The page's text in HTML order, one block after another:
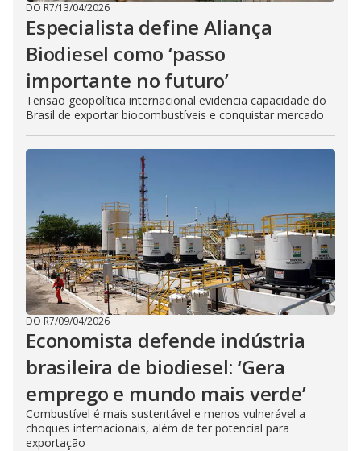
DO R7/13/04/2026
Especialista define Aliança
Biodiesel como ‘passo
importante no futuro’
Tensão geopolítica internacional evidencia capacidade do
Brasil de exportar biocombustíveis e conquistar mercado
DO R7/09/04/2026
Economista defende indústria
brasileira de biodiesel: ‘Gera
emprego e mundo mais verde’
Combustível é mais sustentável e menos vulnerável a
choques internacionais, além de ter potencial para
exportação